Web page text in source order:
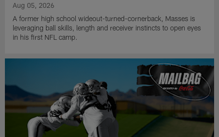
Aug 05, 2026
A former high school wideout-turned-cornerback, Masses is
leveraging ball skills, length and receiver instincts to open eyes
in his first NFL camp.